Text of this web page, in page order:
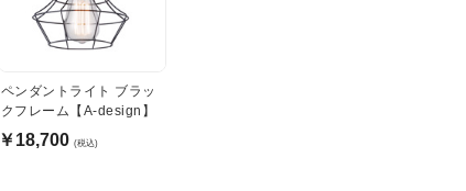
ペンダントライト ブラッ
クフレーム【A-design】
￥18,700 (税込)